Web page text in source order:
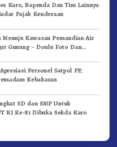
Karo, Bapenda Dan Tim Lainnya
Pajak Kenderaan
Menuju Kawasan Pemandian Air
Gunung – Doulu Foto Dan
Personel Satpol PP,
Kebakaran
SD dan SMP Untuk
RI Ke-81 Dibuka Sekda Karo